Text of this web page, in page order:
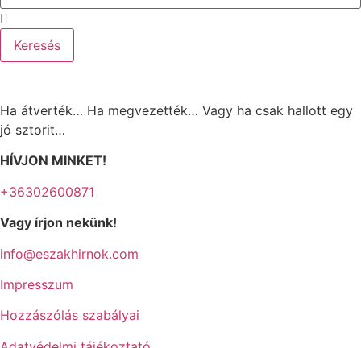
Keresés
Ha átverték… Ha megvezették… Vagy ha csak hallott egy
jó sztorit…
HÍVJON MINKET!
+36302600871
Vagy írjon nekünk!
info@eszakhirnok.com
Impresszum
Hozzászólás szabályai